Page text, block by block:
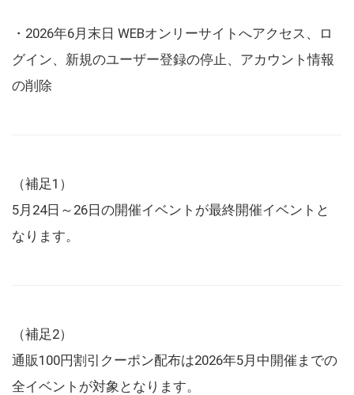
・2026年6月末日 WEBオンリーサイトへアクセス、ロ
グイン、新規のユーザー登録の停止、アカウント情報
の削除
（補足1）
5月24日～26日の開催イベントが最終開催イベントと
なります。
（補足2）
通販100円割引クーポン配布は2026年5月中開催までの
全イベントが対象となります。